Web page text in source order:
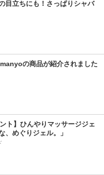
目立ちにも！さっぱりシャバ
の商品が紹介されました
ト】ひんやりマッサージジェ
、めぐりジェル。」